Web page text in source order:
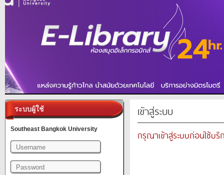
ระบบผู้ใช้
Southeast Bangkok University
เข้าสู่ระบบ
กรุณาเข้าสู่ระบบก่อนใช้บริ